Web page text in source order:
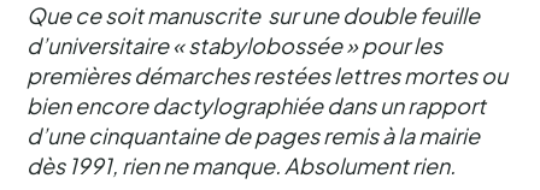
Que ce soit manuscrite sur une double feuille
d’universitaire « stabylobossée » pour les
premières démarches restées lettres mortes ou
bien encore dactylographiée dans un rapport
d’une cinquantaine de pages remis à la mairie
dès 1991, rien ne manque. Absolument rien.